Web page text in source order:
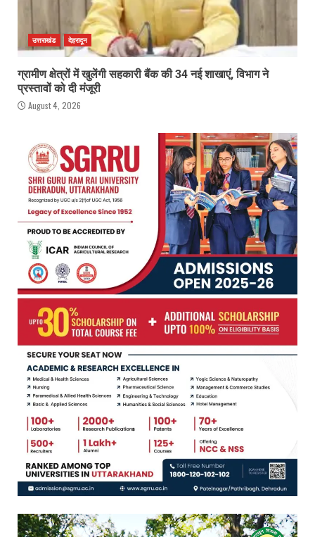
उत्तराखंड देहरादून
ग्रामीण क्षेत्रों में खुलेंगी सहकारी बैंक की 34 नई शाखाएं, विभाग ने
प्रस्तावों को दी मंजूरी
August 4, 2026
Video